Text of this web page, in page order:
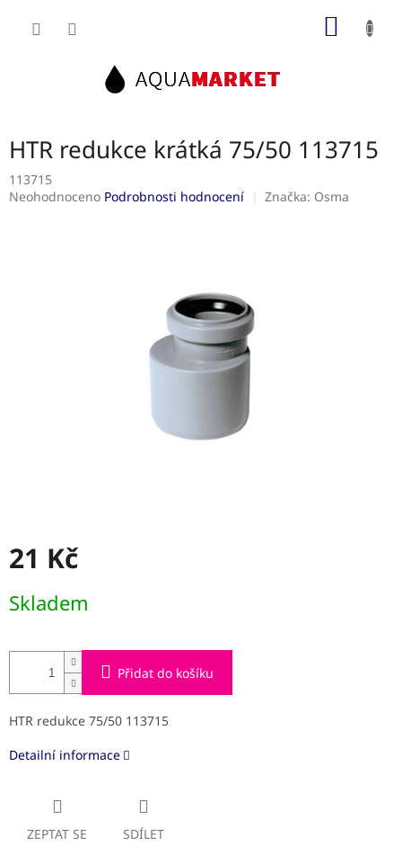
HTR redukce krátká 75/50 113715
113715
Průměrné
Neohodnoceno Podrobnosti hodnocení Značka: Osma
21 Kč
cena:
Skladem
Přidat do košíku
HTR redukce 75/50 113715
Detailní informace
ZEPTAT SE SDÍLET